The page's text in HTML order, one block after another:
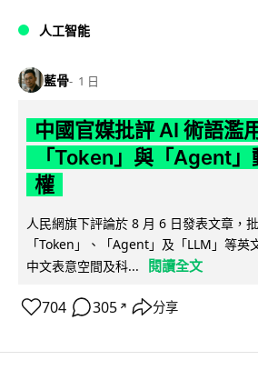
人工智能
藍骨 1 日
中國官媒批評 AI 術語
「Token」與「Agent
權
人民網旗下評論於 8 月 6 日發表文章，
「Token」、「Agent」及「LLM」等英
中文表意空間及科...
閱讀全文
704 305 ↗ 分享